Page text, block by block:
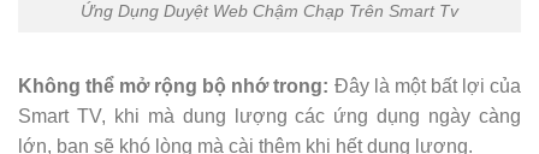
Ứng Dụng Duyệt Web Chậm Chạp Trên Smart Tv
Không thể mở rộng bộ nhớ trong: Đây là một bất lợi của
Smart TV, khi mà dung lượng các ứng dụng ngày càng
lớn, bạn sẽ khó lòng mà cài thêm khi hết dung lượng.